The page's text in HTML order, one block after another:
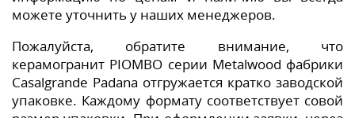
можете уточнить у наших менеджеров.
Пожалуйста, обратите внимание, что
керамогранит PIOMBO серии Metalwood фабрики
Casalgrande Padana отгружается кратко заводской
упаковке. Каждому формату соответствует совой